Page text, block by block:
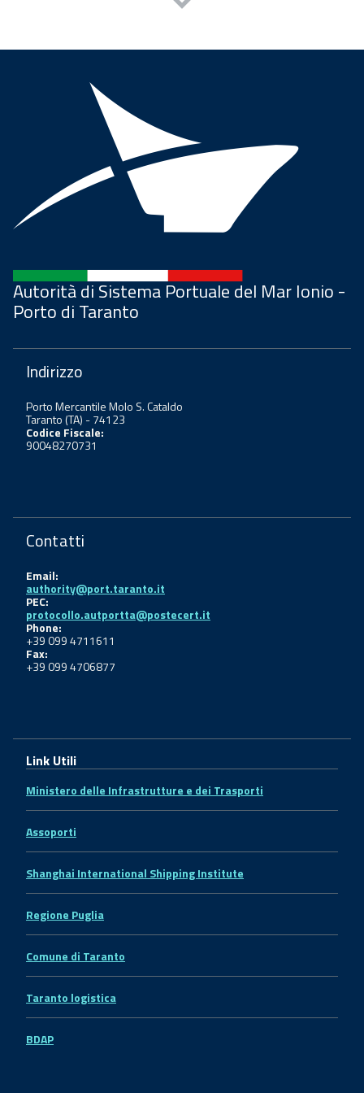
Autorità di Sistema Portuale del Mar Ionio -
Porto di Taranto
Indirizzo
Porto Mercantile Molo S. Cataldo
Taranto (TA) - 74123
Codice Fiscale:
90048270731
Contatti
Email:
authority@port.taranto.it
PEC:
protocollo.autportta@postecert.it
Phone:
+39 099 4711611
Fax:
+39 099 4706877
Link Utili
Ministero delle Infrastrutture e dei Trasporti
Assoporti
Shanghai International Shipping Institute
Regione Puglia
Comune di Taranto
Taranto logistica
BDAP